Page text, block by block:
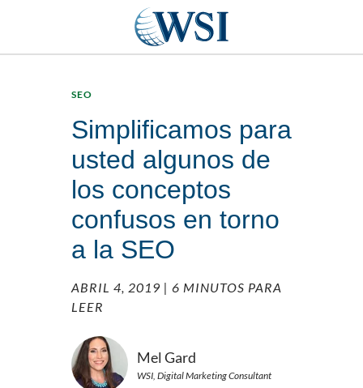
SEO
Simplificamos para
usted algunos de
los conceptos
confusos en torno
a la SEO
ABRIL 4, 2019 | 6 MINUTOS PARA
LEER
Mel Gard
WSI, Digital Marketing Consultant